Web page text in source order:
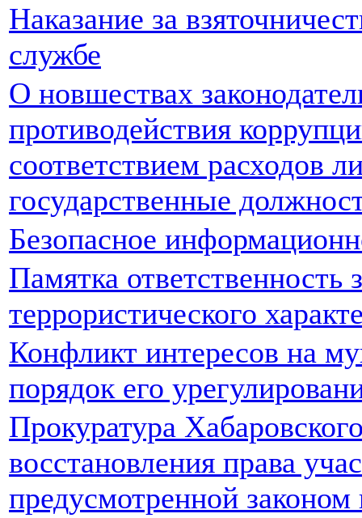
Наказание за
службе
О новшествах
противодействия
соответствием расходов
государственные
Безопасное
Памятка ответственность
террористического
Конфликт интересов на
порядок его
Прокуратура
восстановления права
предусмотренной